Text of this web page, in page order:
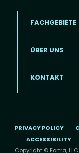
Footer menu (DE)
FACHGEBIETE
ÜBER UNS
KONTAKT
PRIVACY POLICY
ACCESSIBILITY
Copyright © Fortra,